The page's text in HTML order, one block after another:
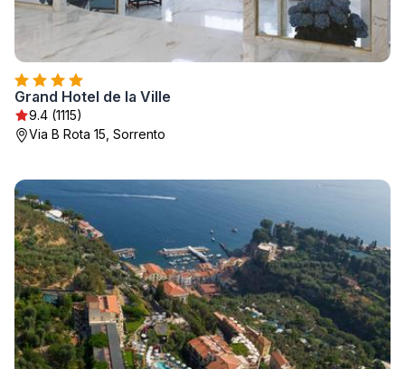
Grand Hotel de la Ville
9.4 (1115)
Via B Rota 15, Sorrento